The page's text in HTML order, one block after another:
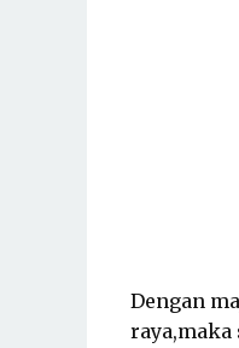
Dengan
raya,maka